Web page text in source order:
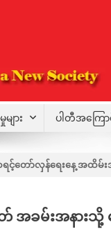
ျား ပါတီအကြော
ကရင့်တော်လှန်ရေးနေ့ အ
အခမ်းအနားသို့